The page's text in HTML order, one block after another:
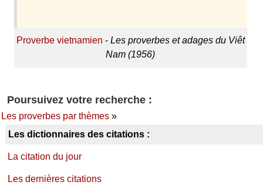
Proverbe vietnamien - Les proverbes et adages du Viêt
Nam (1956)
Poursuivez votre recherche :
Les proverbes par thèmes»
Les dictionnaires des citations :
La citation du jour
Les dernières citations